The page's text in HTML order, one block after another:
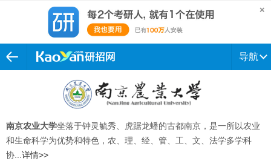
导航
南京农业大学坐落于钟灵毓秀、虎踞龙蟠的古都南京，是一所以农业
和生命科学为优势和特色，农、理、经、管、工、文、法学多学科
协... 详情>>